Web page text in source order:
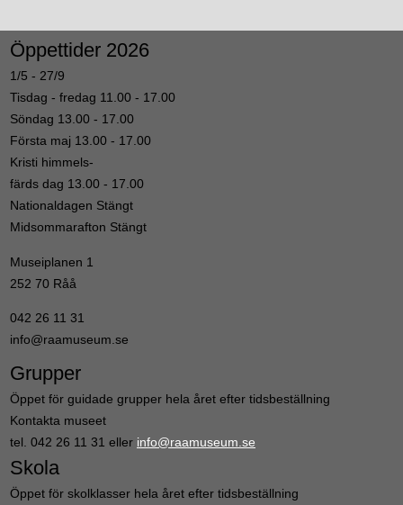
Öppettider 2026
1/5 - 27/9
Tisdag - fredag 11.00 - 17.00
Söndag 13.00 - 17.00
Första maj 13.00 - 17.00
Kristi himmels-
färds dag 13.00 - 17.00
Nationaldagen Stängt
Midsommarafton Stängt
Museiplanen 1
252 70 Råå
042 26 11 31
info@raamuseum.se
Grupper
Öppet för guidade grupper hela året efter tidsbeställning
Kontakta museet
tel. 042 26 11 31 eller info@raamuseum.se
Skola
Öppet för skolklasser hela året efter tidsbeställning